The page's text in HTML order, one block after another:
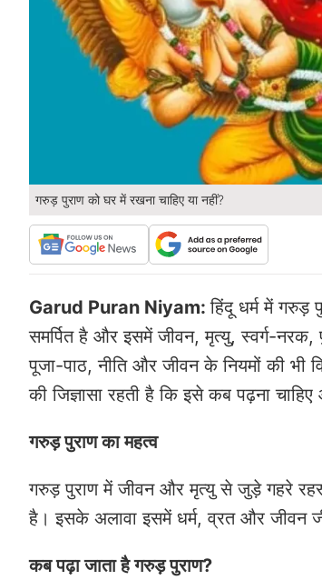
गरुड़ पुराण को घर में रखना चाहिए या नहीं?
Garud Puran Niyam:हिंदू धर्म में गरुड़
समर्पित है और इसमें जीवन, मृत्यु, स्वर्ग-नरक,
पूजा-पाठ, नीति और जीवन के नियमों की
की जिज्ञासा रहती है कि इसे कब पढ़ना
गरुड़ पुराण का महत्व
गरुड़ पुराण में जीवन और मृत्यु से जुड़े गहरे
है। इसके अलावा इसमें धर्म, व्रत और जीवन
कब पढ़ा जाता है गरुड़ पुराण?